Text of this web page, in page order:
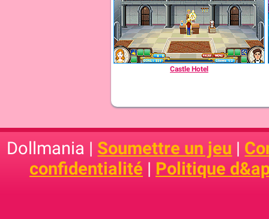
Castle Hotel
Dollmania | Soumettre un jeu |
confidentialité | Politique